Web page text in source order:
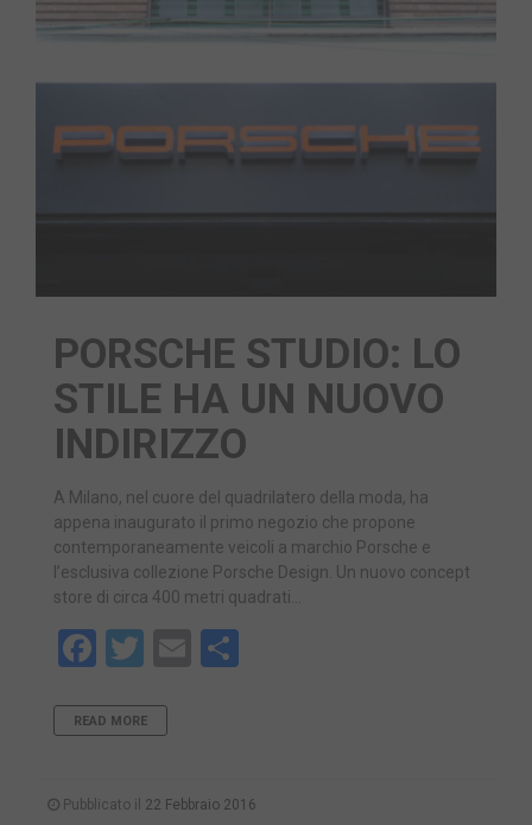
PORSCHE STUDIO: LO
STILE HA UN NUOVO
INDIRIZZO
A Milano, nel cuore del quadrilatero della moda, ha
appena inaugurato il primo negozio che propone
contemporaneamente veicoli a marchio Porsche e
l’esclusiva collezione Porsche Design. Un nuovo concept
store di circa 400 metri quadrati…
Facebook
Twitter
Email
READ MORE
Pubblicato il 22 Febbraio 2016